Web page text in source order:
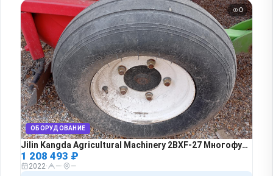
0
ОБОРУДОВАНИЕ
Jilin Kangda Agricultural Machinery 2BXF-27 Многофункциональная рядовая сеялка для посева и внесения удобрений, 1 км, 2022 года в лизинг
1 208 493 ₽
2022· —· —